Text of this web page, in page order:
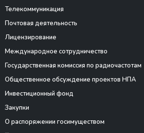
Телекоммуникация
Почтовая деятельность
Лицензирование
Международное сотрудничество
Государственная комиссия по радиочастотам
Общественное обсуждение проектов НПА
Инвестиционный фонд
Закупки
О распоряжении госимуществом